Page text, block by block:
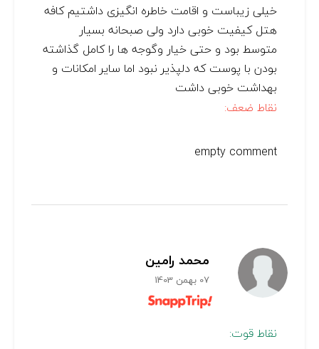
خیلی زیباست و اقامت خاطره انگیزی داشتیم کافه
هتل کیفیت خوبی دارد ولی صبحانه بسیار
متوسط بود و حتی خیار و‌گوجه ها را کامل گذاشته
بودن با پوست که دلپذیر نبود اما سایر امکانات و
بهداشت خوبی داشت
نقاط ضعف:
empty comment
محمد رامین
07 بهمن 1403
نقاط قوت: